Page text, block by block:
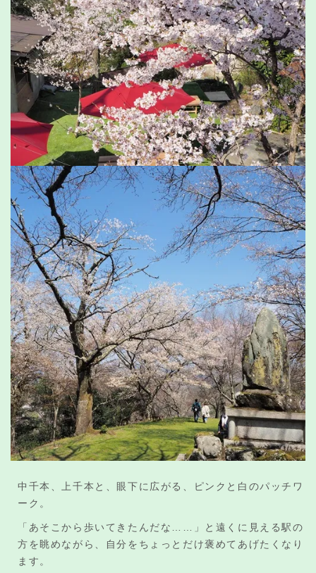
中千本、上千本と、眼下に広がる、ピンクと白のパッチワ
ーク。
「あそこから歩いてきたんだな……」と遠くに見える駅の
方を眺めながら、自分をちょっとだけ褒めてあげたくなり
ます。